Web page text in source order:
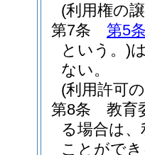
(利用権の
第7条
第5
という。)
ない。
(利用許可
第8条
教育
る場合は
ことがで